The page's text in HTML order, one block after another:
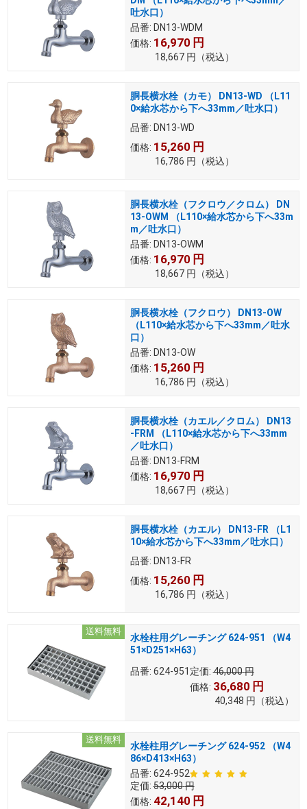
吐水口）
品番: DN13-WDM
価格: 16,970 円
18,667 円 （税込）
胴長横水栓（カモ） DN13-WD （L11
0×給水芯から下へ33mm／吐水口）
品番: DN13-WD
価格: 15,260 円
16,786 円 （税込）
胴長横水栓（フクロウ／クロム） DN
13-OWM （L110×給水芯から下へ33m
m／吐水口）
品番: DN13-OWM
価格: 16,970 円
18,667 円 （税込）
胴長横水栓（フクロウ） DN13-OW
（L110×給水芯から下へ33mm／吐水
口）
品番: DN13-OW
価格: 15,260 円
16,786 円 （税込）
胴長横水栓（カエル／クロム） DN13
-FRM （L110×給水芯から下へ33mm
／吐水口）
品番: DN13-FRM
価格: 16,970 円
18,667 円 （税込）
胴長横水栓（カエル） DN13-FR （L1
10×給水芯から下へ33mm／吐水口）
品番: DN13-FR
価格: 15,260 円
16,786 円 （税込）
送料無料
水栓柱用グレーチング 624-951 （W4
51×D251×H63）
品番: 624-951 定価: 46,000円
価格: 36,680 円
40,348 円 （税込）
送料無料
水栓柱用グレーチング 624-952 （W4
86×D413×H63）
品番: 624-952
定価: 53,000円
価格: 42,140 円